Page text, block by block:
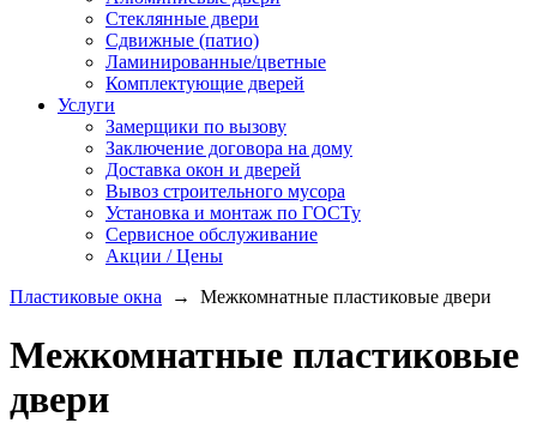
Стеклянные двери
Сдвижные (патио)
Ламинированные/цветные
Комплектующие дверей
Услуги
Замерщики по вызову
Заключение договора на дому
Доставка окон и дверей
Вывоз строительного мусора
Установка и монтаж по ГОСТу
Сервисное обслуживание
Акции / Цены
Пластиковые окна → Межкомнатные пластиковые двери
Межкомнатные пластиковые
двери